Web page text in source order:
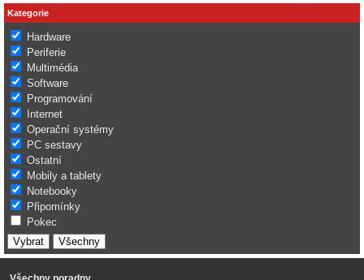
Kategorie
Hardware
Periferie
Multimédia
Software
Programování
Internet
Operační systémy
PC sestavy
Ostatní
Mobily a tablety
Notebooky
Připomínky
Pokec